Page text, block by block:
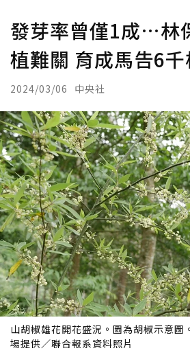
發芽率曾僅1成…林
植難關 育成馬告6千
2024/03/06 中央社
山胡椒雄花開花盛況。圖為胡椒示意圖
場提供／聯合報系資料照片